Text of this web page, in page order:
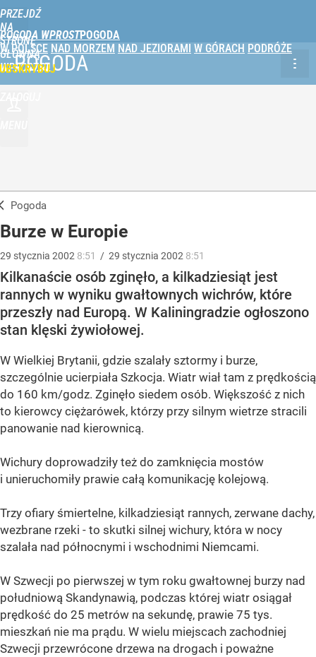
PRZEJDŹ
NA
STRONĘ
GŁÓWNĄ
WPROST.PL
POGODA WPROST
W POLSCE NAD MORZEM NAD JEZIORAMI W GÓRACH PODRÓŻE
POGODA
Pogoda
Burze w Europie
29 stycznia 2002 8:51 / 29 stycznia 2002 8:51
Kilkanaście osób zginęło, a kilkadziesiąt jest
rannych w wyniku gwałtownych wichrów, które
przeszły nad Europą. W Kaliningradzie ogłoszono
stan klęski żywiołowej.
W Wielkiej Brytanii, gdzie szalały sztormy i burze,
szczególnie ucierpiała Szkocja. Wiatr wiał tam z prędkością
do 160 km/godz. Zginęło siedem osób. Większość z nich
to kierowcy ciężarówek, którzy przy silnym wietrze stracili
panowanie nad kierownicą.
Wichury doprowadziły też do zamknięcia mostów
i unieruchomiły prawie całą komunikację kolejową.
Trzy ofiary śmiertelne, kilkadziesiąt rannych, zerwane dachy,
wezbrane rzeki - to skutki silnej wichury, która w nocy
szalała nad północnymi i wschodnimi Niemcami.
W Szwecji po pierwszej w tym roku gwałtownej burzy nad
południową Skandynawią, podczas której wiatr osiągał
prędkość do 25 metrów na sekundę, prawie 75 tys.
mieszkań nie ma prądu. W wielu miejscach zachodniej
Szwecji przewrócone drzewa na drogach i poważne